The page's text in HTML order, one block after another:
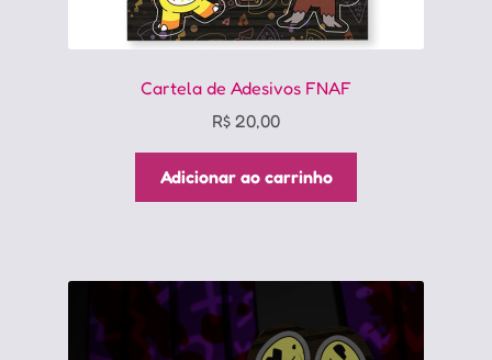
Cartela de Adesivos FNAF
R$ 20,00
Adicionar ao carrinho